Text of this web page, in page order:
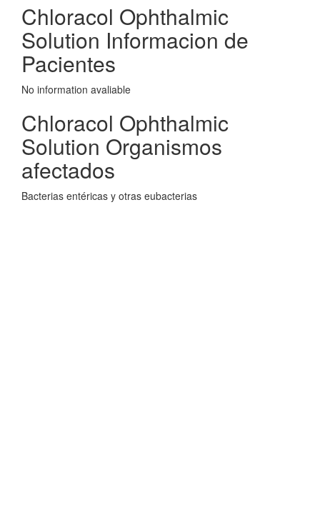
Chloracol Ophthalmic
Solution Informacion de
Pacientes
No information avaliable
Chloracol Ophthalmic
Solution Organismos
afectados
Bacterias entéricas y otras eubacterias